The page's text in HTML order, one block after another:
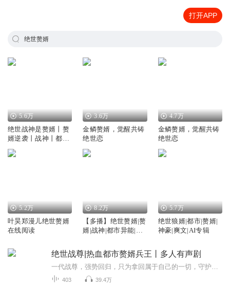
打开APP
绝世赘婿
5.6万
绝世战神是赘婿丨赘
婿逆袭丨战神丨都市
战神赘婿丨绝世
3.6万
金鳞赘婿，觉醒共铸
绝世恋
4.7万
金鳞赘婿，觉醒共铸
绝世恋
5.2万
叶昊郑漫儿绝世赘婿
在线阅读
8.2万
【多播】绝世赘婿|赘
婿|战神|都市异能|现
5.7万
绝世狼婿|都市|赘婿|
神豪|爽文|AI专辑
绝世战尊|热血都市赘婿兵王丨多人有声剧
403 39.4万